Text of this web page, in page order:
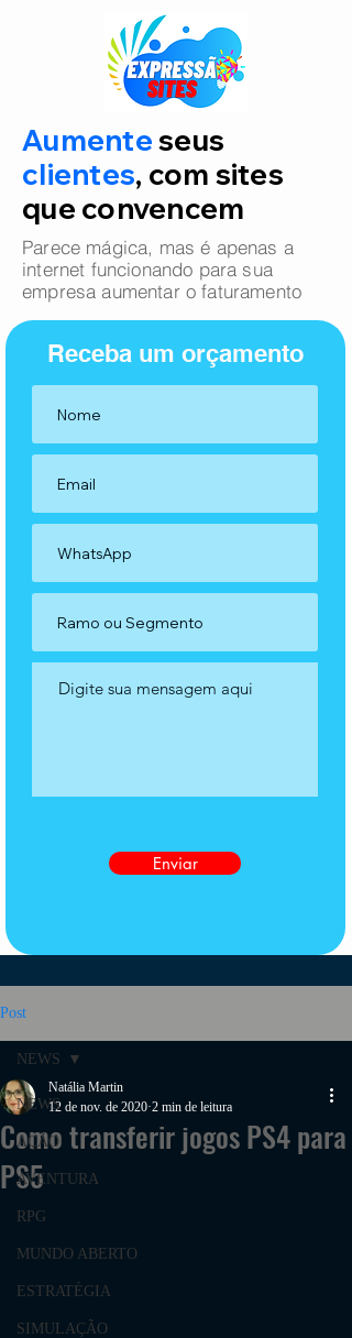
Aumenteseus
clientes, com sites
que convencem
Parece mágica, mas é apenas a
internet funcionando para sua
empresa aumentar o faturamento
Receba um orçamento
Enviar
Post
NEWS
AÇÃO
AVENTURA
RPG
MUNDO ABERTO
ESTRATÉGIA
SIMULAÇÃO
NEWS
Como transferir jogos PS4 para
PS5
Natália Martin
12 de nov. de 2020 2 min de leitura